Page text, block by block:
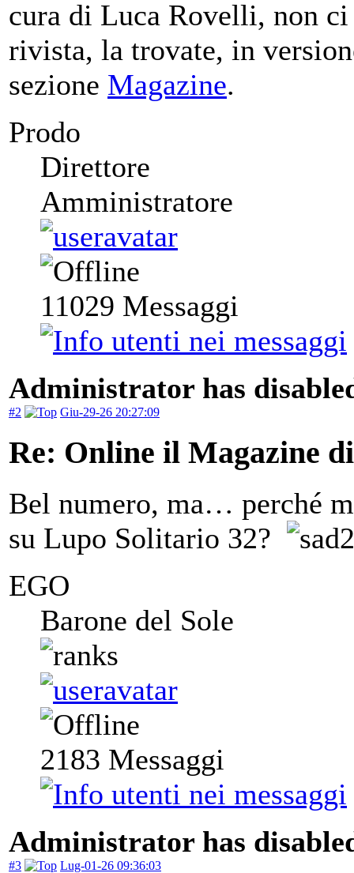
cura di Luca Rovelli, non
rivista, la trovate, in
sezione Magazine.
Prodo
Direttore
Amministratore
11029 Messaggi
Administrator has
#2 Giu-29-26 20:27:09
Re: Online il Magazine
Bel numero, ma… perché
su Lupo Solitario 32?
EGO
Barone del Sole
2183 Messaggi
Administrator has
#3 Lug-01-26 09:36:03